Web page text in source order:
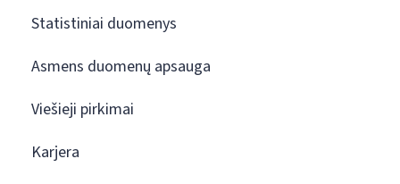
Statistiniai duomenys
Asmens duomenų apsauga
Viešieji pirkimai
Karjera